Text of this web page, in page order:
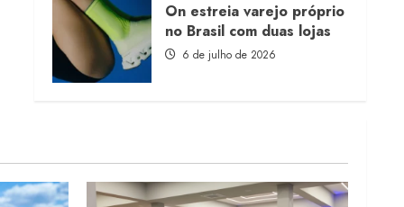
On estreia varejo próprio
no Brasil com duas lojas
6 de julho de 2026